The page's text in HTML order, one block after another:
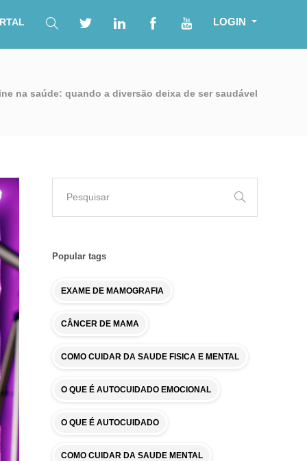
LOGIN
na saúde: quando a diversão deixa de ser saudável
Popular tags
EXAME DE MAMOGRAFIA
CÂNCER DE MAMA
COMO CUIDAR DA SAUDE FISICA E MENTAL
O QUE É AUTOCUIDADO EMOCIONAL
O QUE É AUTOCUIDADO
COMO CUIDAR DA SAUDE MENTAL